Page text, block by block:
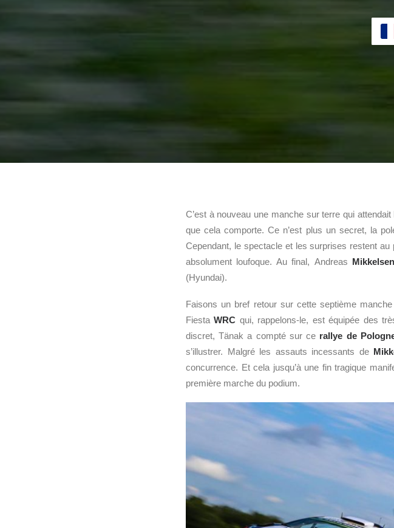
C’est à nouveau une manche sur terre qui
que cela comporte. Ce n’est plus un secret, la
Cependant, le spectacle et les surprises restent
absolument loufoque. Au final, Andreas Mikkelsen
(Hyundai).
Faisons un bref retour sur cette septième
FiestaWRC qui, rappelons-le, est équipée des
discret, Tänak a compté sur ce rallye de
s’illustrer. Malgré les assauts incessants de
concurrence. Et cela jusqu’à une fin tragique
première marche du podium.